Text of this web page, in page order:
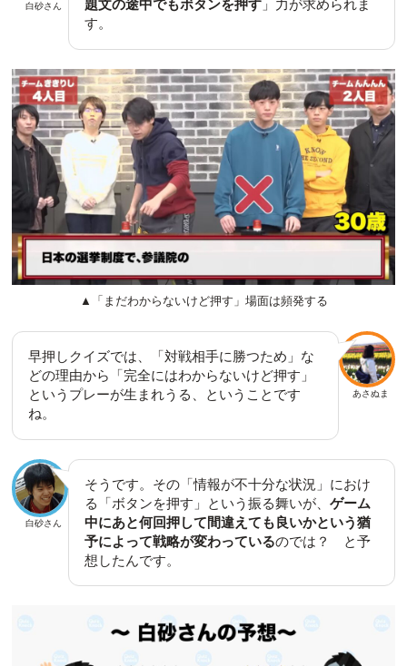
白砂さん 題文の途中でもボタンを押す 」力が求められま
す。
▲「まだわからないけど押す」場面は頻発する
あさぬま
早押しクイズでは、「対戦相手に勝つため」な
どの理由から「完全にはわからないけど押す」
というプレーが生まれうる、ということです
ね。
白砂さん
そうです。その「情報が不十分な状況」におけ
る「ボタンを押す」という振る舞いが、ゲーム
中にあと何回押して間違えても良いかという猶
予によって戦略が変わっているのでは？ と予
想したんです。